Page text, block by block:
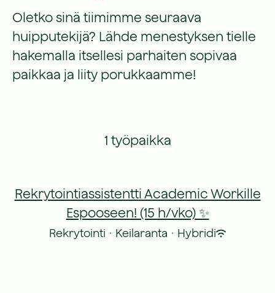
Oletko sinä tiimimme seuraava
huipputekijä? Lähde menestyksen tielle
hakemalla itsellesi parhaiten sopivaa
paikkaa ja liity porukkaamme!
1 työpaikka
Rekrytointiassistentti Academic Workille
Espooseen! (15 h/vko) ✨
Rekrytointi · Keilaranta · Hybridi